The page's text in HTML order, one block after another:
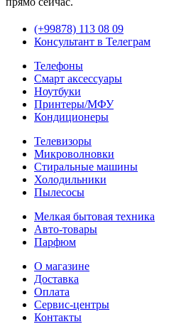
(+99878) 113 08 09
Консультант в Телеграм
Телефоны
Смарт аксессуары
Ноутбуки
Принтеры/МФУ
Кондиционеры
Телевизоры
Микроволновки
Стиральные машины
Холодильники
Пылесосы
Мелкая бытовая техника
Авто-товары
Парфюм
О магазине
Доставка
Оплата
Сервис-центры
Контакты